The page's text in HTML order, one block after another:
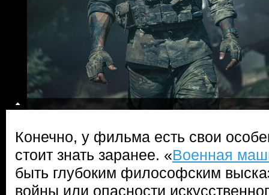
Конечно, у фильма есть свои
стоит знать заранее. «Военная
быть глубоким философским
войны или опасности